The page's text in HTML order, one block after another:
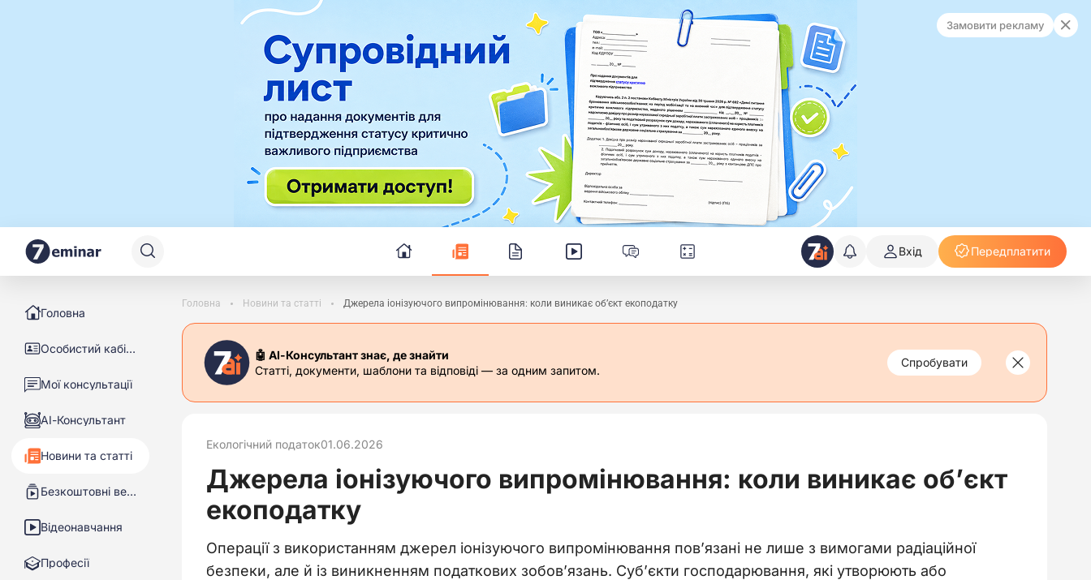
Замовити рекламу
Вхід Передплатити
Головна
Особистий кабінет
Мої консультації
АІ-Консультант
Новини та статті
Безкоштовні вебінари
Відеонавчання
Професії
Головна Новини та статті Джерела іонізуючого випромінювання: коли виникає об’єкт екоподатку
🤖 АІ-Консультант знає, де знайти
Статті, документи, шаблони та відповіді — за одним запитом.
Спробувати
Екологічний податок01.06.2026
Джерела іонізуючого випромінювання: коли виникає об’єкт
екоподатку
Операції з використанням джерел іонізуючого випромінювання пов’язані не лише з вимогами радіаційної
безпеки, але й із виникненням податкових зобов’язань. Суб’єкти господарювання, які утворюють або